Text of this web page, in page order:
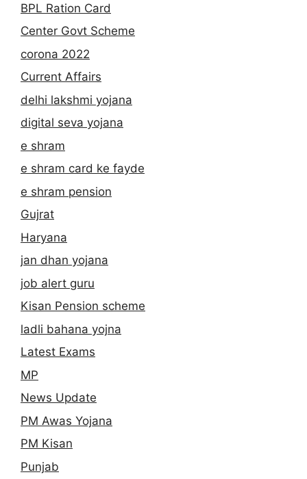
BPL Ration Card
Center Govt Scheme
corona 2022
Current Affairs
delhi lakshmi yojana
digital seva yojana
e shram
e shram card ke fayde
e shram pension
Gujrat
Haryana
jan dhan yojana
job alert guru
Kisan Pension scheme
ladli bahana yojna
Latest Exams
MP
News Update
PM Awas Yojana
PM Kisan
Punjab